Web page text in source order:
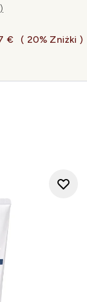
detaliczna:
cena:
€
( 20% Zniżki )